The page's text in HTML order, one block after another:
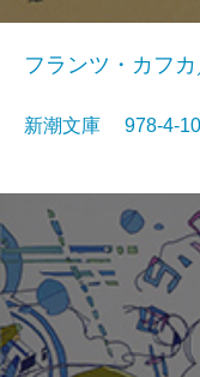
フランツ・カフ
新潮文庫 978-4-